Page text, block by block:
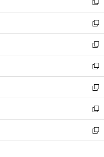
開
く
ド
ウ
で
開
く
ィ
ン
ド
ウ
で
開
く
い
ウ
ィ
ン
ド
ウ
で
開
く
新
し
い
ウ
ィ
ン
ド
ウ
で
開
く
新
し
い
ウ
ィ
ン
ド
ウ
で
開
く
新
し
い
ウ
ィ
ン
ド
ウ
で
開
新
し
い
ウ
ィ
ン
ド
ウ
新
し
い
ウ
ィ
ン
新
し
い
ウ
新
し